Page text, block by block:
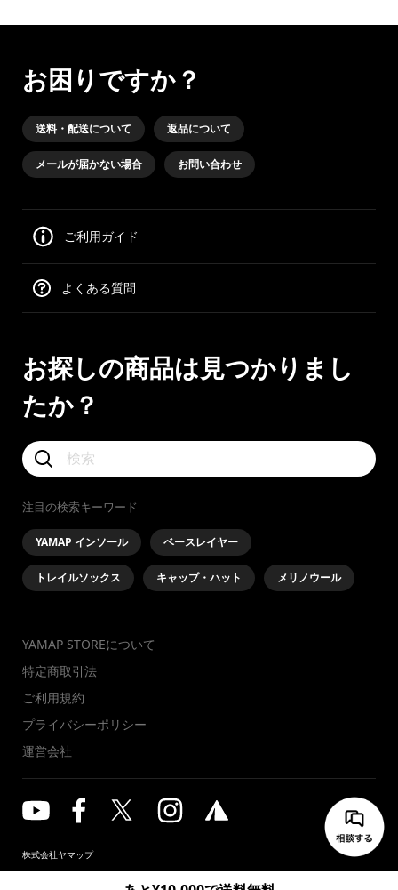
お困りですか？
送料・配送について 返品について
メールが届かない場合 お問い合わせ
ご利用ガイド
よくある質問
お探しの商品は見つかりまし
たか？
注目の検索キーワード
YAMAP インソール ベースレイヤー
トレイルソックス キャップ・ハット メリノウール
YAMAP STOREについて
特定商取引法
ご利用規約
プライバシーポリシー
運営会社
株式会社ヤマップ
© YAMAP INC. All Rights Reserved.